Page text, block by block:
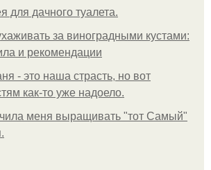
для дачного туалета.
за виноградными кустами:
и рекомендации
- это наша страсть, но вот
как-то уже надоело.
меня выращивать "тот Самый"